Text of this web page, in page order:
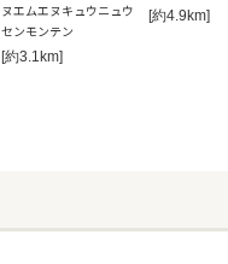
ヌエムエヌキュウニュウ
センモンテン
[約3.1km]
[約4.9km]